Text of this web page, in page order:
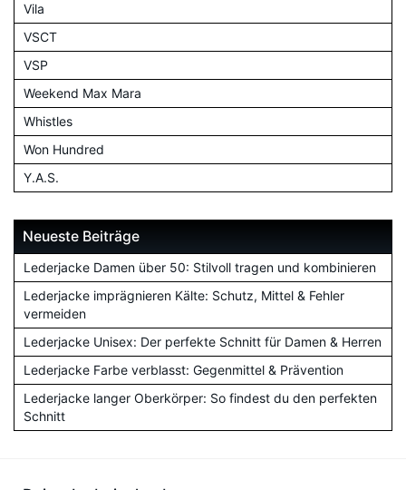
Vila
VSCT
VSP
Weekend Max Mara
Whistles
Won Hundred
Y.A.S.
Neueste Beiträge
Lederjacke Damen über 50: Stilvoll tragen und kombinieren
Lederjacke imprägnieren Kälte: Schutz, Mittel & Fehler
vermeiden
Lederjacke Unisex: Der perfekte Schnitt für Damen & Herren
Lederjacke Farbe verblasst: Gegenmittel & Prävention
Lederjacke langer Oberkörper: So findest du den perfekten
Schnitt